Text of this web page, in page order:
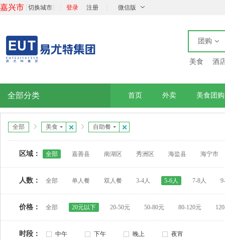
嘉兴市 切换城市 登录 注册 微信版
团购
美食 酒
全部分类 首页 外卖 美食团购
全部 美食 自助餐
区域： 全部 嘉善县 南湖区 秀洲区 海盐县 海宁市
人数： 全部 单人餐 双人餐 3-4人 5-6人 7-8人
价格： 全部 20元以下 20-50元 50-80元 80-120元
时段： 中午 下午 晚上 夜宵